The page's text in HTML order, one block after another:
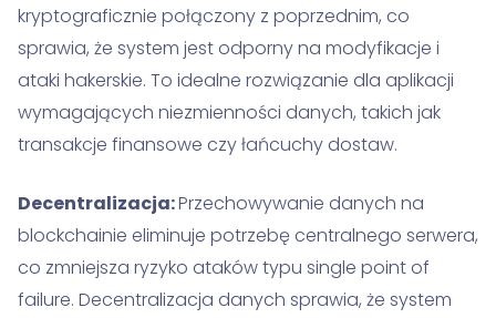
kryptograficznie połączony z poprzednim, co
sprawia, że system jest odporny na modyfikacje i
ataki hakerskie. To idealne rozwiązanie dla aplikacji
wymagających niezmienności danych, takich jak
transakcje finansowe czy łańcuchy dostaw.
Decentralizacja:Przechowywanie danych na
blockchainie eliminuje potrzebę centralnego serwera,
co zmniejsza ryzyko ataków typu single point of
failure. Decentralizacja danych sprawia, że system